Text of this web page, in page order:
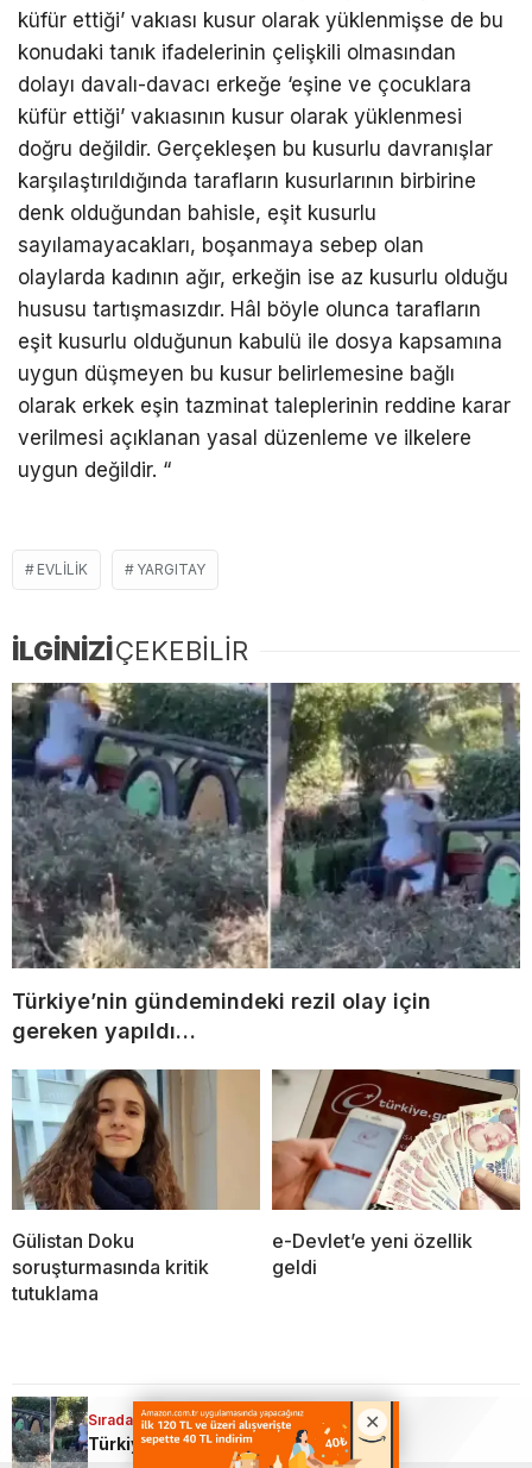
küfür ettiği’ vakıası kusur olarak yüklenmişse de bu
konudaki tanık ifadelerinin çelişkili olmasından
dolayı davalı-davacı erkeğe ‘eşine ve çocuklara
küfür ettiği’ vakıasının kusur olarak yüklenmesi
doğru değildir. Gerçekleşen bu kusurlu davranışlar
karşılaştırıldığında tarafların kusurlarının birbirine
denk olduğundan bahisle, eşit kusurlu
sayılamayacakları, boşanmaya sebep olan
olaylarda kadının ağır, erkeğin ise az kusurlu olduğu
hususu tartışmasızdır. Hâl böyle olunca tarafların
eşit kusurlu olduğunun kabulü ile dosya kapsamına
uygun düşmeyen bu kusur belirlemesine bağlı
olarak erkek eşin tazminat taleplerinin reddine karar
verilmesi açıklanan yasal düzenleme ve ilkelere
uygun değildir. “
EVLILIK YARGITAY
İLGİNİZİÇEKEBİLİR
Türkiye’nin gündemindeki rezil olay için
gereken yapıldı…
Gülistan Doku
soruşturmasında kritik
tutuklama
e-Devlet’e yeni özellik
geldi
Sıradaki Haber
Türkiye’nin gündemindeki rezil olay için gereken yapıldı…
Ana Sayfa› Gündem